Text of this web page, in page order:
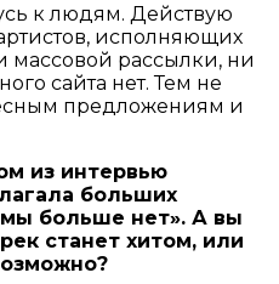
к людям. Действую
исполняющих
массовой рассылки, ни
сайта нет. Тем не
предложениям и
из интервью
больших
больше нет». А вы
станет хитом, или